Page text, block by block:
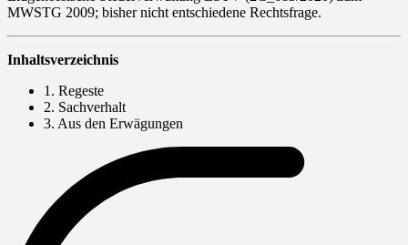
MWSTG 2009; bisher nicht entschiedene Rechtsfrage.
Inhaltsverzeichnis
1. Regeste
2. Sachverhalt
3. Aus den Erwägungen